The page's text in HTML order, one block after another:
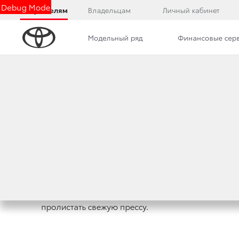
Debug Mode
Покупателям Владельцам Личный кабинет
Модельный ряд Финансовые
ПРЕИМУЩЕСТВА
пролистать свежую прессу.